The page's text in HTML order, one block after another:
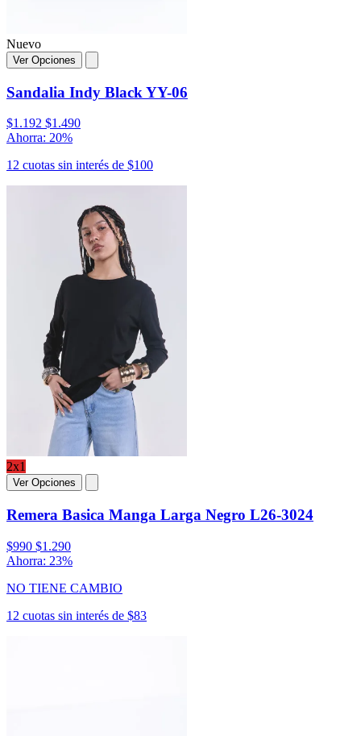
Nuevo
Ver Opciones
Sandalia Indy Black YY-06
$1.192 $1.490
Ahorra: 20%
12 cuotas sin interés de $100
2x1
Ver Opciones
Remera Basica Manga Larga Negro L26-3024
$990 $1.290
Ahorra: 23%
NO TIENE CAMBIO
12 cuotas sin interés de $83